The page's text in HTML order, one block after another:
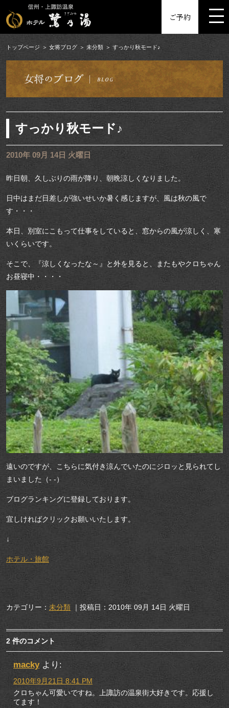
ご予約
トップページ 女将ブログ 未分類 すっかり秋モード♪
すっかり秋モード♪
2010年 09月 14日 火曜日
昨日朝、久しぶりの雨が降り、朝晩涼しくなりました。
日中はまだ日差しが強いせいか暑く感じますが、風は秋の風で
す・・・
本日、別室にこもって仕事をしていると、窓からの風が涼しく、寒
いくらいです。
そこで、『涼しくなったな～』と外を見ると、またもやクロちゃん
お昼寝中・・・・
遠いのですが、こちらに気付き涼んでいたのにジロッと見られてし
まいました（- -）
ブログランキングに登録しております。
宜しければクリックお願いいたします。
↓
ホテル・旅館
カテゴリー： 未分類 ｜投稿日：2010年 09月 14日 火曜日
2 件のコメント
macky より:
2010年9月21日 8:41 PM
クロちゃん可愛いですね。上諏訪の温泉街大好きです。応援し
てます！